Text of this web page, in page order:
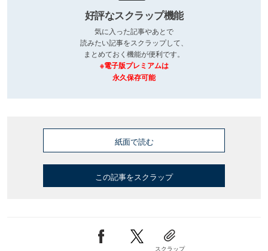
好評なスクラップ機能
気に入った記事やあとで
読みたい記事をスクラップして、
まとめておく機能が便利です。
※電子版プレミアムは
永久保存可能
紙面で読む
この記事をスクラップ
スクラップ